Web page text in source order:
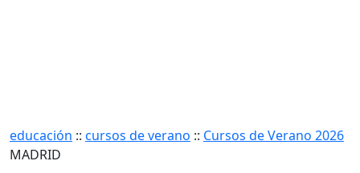
educación :: cursos de verano :: Cursos de Verano 2026
MADRID